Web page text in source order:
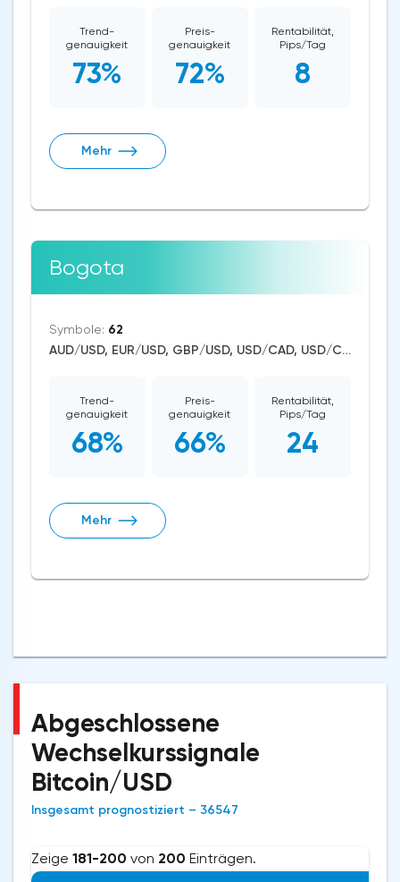
Trend-
genauigkeit
73%
Preis-
genauigkeit
72%
Rentabilität,
Pips/Tag
8
Mehr
Bogota
Symbole: 62
AUD/USD, EUR/USD, GBP/USD, USD/CAD, USD/CHF, USD/JPY, USD/RUB, USD/ZAR, EUR/TRY, CAD/CHF, EUR/AUD, EUR/NZD, EUR/GBP, CAD/JPY, USD/NOK, EUR/CHF, GBP/AUD, GBP/NZD, USD/MXN, AUD/NZD, GBP/CHF, NOK/JPY, NZD/CHF, AUD/CHF, EUR/JPY, CHF/JPY, EUR/CAD, GBP/JPY, NZD/JPY, AUD/JPY, NZD/USD, GBP/CAD, NZD/CAD, AUD/CAD, Stellar/USD, Cardano/USD, EOS/USD, BitcoinCash/USD, Litecoin/USD, IOTA/USD, Tron/USD, NEO/Bitcoin, Ethereum/USD, Monero/USD, Bitcoin/USD, XRP/USD, US Dollar Index, DAX, NASDAQ 100, S&P 500, WTI Crude Oil, Silver, Gold, Tesla Motors, Dogecoin, Binance Coin, Polkadot, Uniswap, Chainlink, Solana, Aave, Avalanche
Trend-
genauigkeit
68%
Preis-
genauigkeit
66%
Rentabilität,
Pips/Tag
24
Mehr
Abgeschlossene
Wechselkurssignale
Bitcoin/USD
Insgesamt prognostiziert – 36547
Zeige 181-200 von 200 Einträgen.